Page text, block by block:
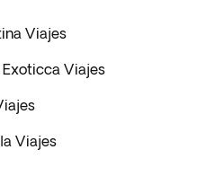
Viajes
Viajes
Viajes